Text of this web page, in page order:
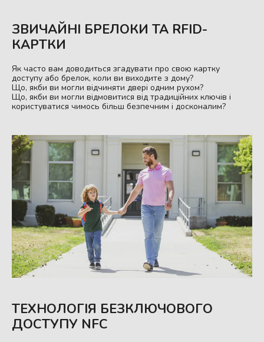
ЗВИЧАЙНІ БРЕЛОКИ ТА RFID-
КАРТКИ
Як часто вам доводиться згадувати про свою картку
доступу або брелок, коли ви виходите з дому?
Що, якби ви могли відчиняти двері одним рухом?
Що, якби ви могли відмовитися від традиційних ключів і
користуватися чимось більш безпечним і досконалим?
ТЕХНОЛОГІЯ БЕЗКЛЮЧОВОГО
ДОСТУПУ NFC